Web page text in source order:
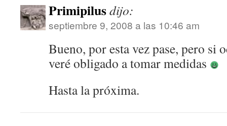
Primipilusdijo:
septiembre 9, 2008 a las 10:46 am
Bueno, por esta vez pase, pero si
veré obligado a tomar medidas
Hasta la próxima.